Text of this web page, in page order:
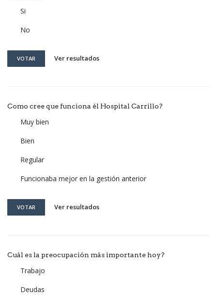
Si
No
VOTAR Ver resultados
Como cree que funciona él Hospital Carrillo?
Muy bien
Bien
Regular
Funcionaba mejor en la gestión anterior
VOTAR Ver resultados
Cuál es la preocupación más importante hoy?
Trabajo
Deudas